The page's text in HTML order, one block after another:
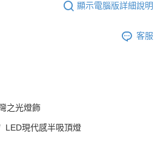
顯示電腦版詳細說明
客服
之光燈飾
LED現代感半吸頂燈